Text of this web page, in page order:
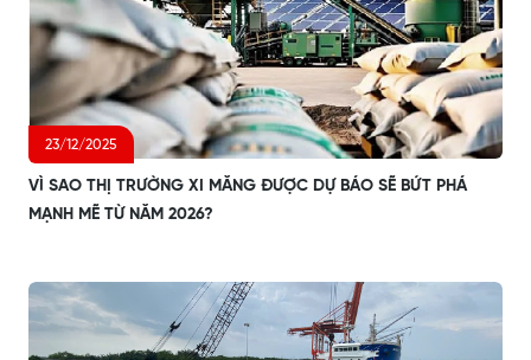
23/12/2025
VÌ SAO THỊ TRƯỜNG XI MĂNG ĐƯỢC DỰ BÁO SẼ BỨT PHÁ
MẠNH MẼ TỪ NĂM 2026?